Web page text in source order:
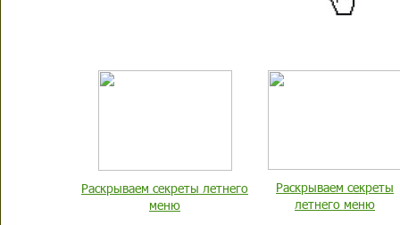
Раскрываем секреты летнего
меню
Раскрываем секреты
летнего меню